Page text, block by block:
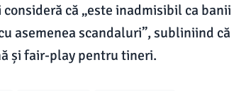
că „este inadmisibil ca banii
asemenea scandaluri”, subliniind că
și fair-play pentru tineri.